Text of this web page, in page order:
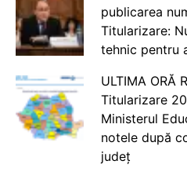
publicarea
Titularizare:
tehnic pentru
ULTIMA ORĂ
Titularizare
Ministerul
notele după
județ